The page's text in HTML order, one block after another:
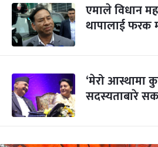
एमाले विधान
थापालाई फरक
‘मेरो आस्थामा
सदस्यताबारे